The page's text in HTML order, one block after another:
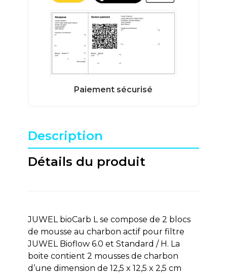
Description
Détails du produit
JUWEL bioCarb L se compose de 2 blocs
de mousse au charbon actif pour filtre
JUWEL Bioflow 6.0 et Standard / H. La
boite contient 2 mousses de charbon
d’une dimension de 12,5 x 12,5 x 2,5 cm